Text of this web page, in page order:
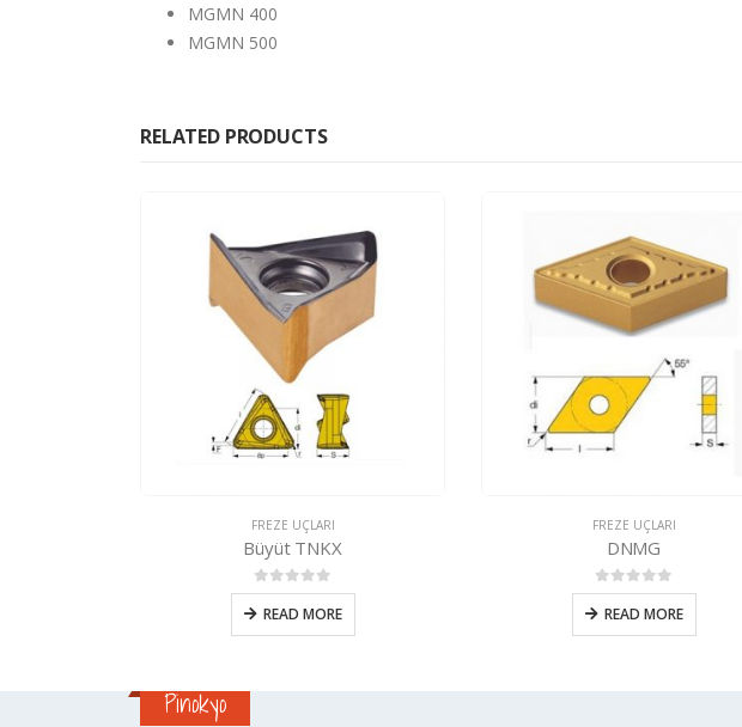
MGMN 400
MGMN 500
RELATED PRODUCTS
FREZE UÇLARI
DNMG
05 üzerinden
READ MORE
FREZE UÇLARI
VBMT
05 üzerinden
READ MORE
Pinokyo